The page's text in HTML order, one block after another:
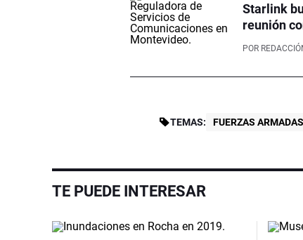
Starlink
reunión
POR
TEMAS: FUERZAS ARMADAS
TE PUEDE INTERESAR